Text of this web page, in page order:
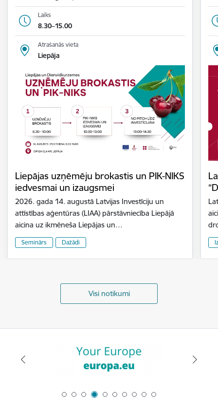
Laiks
8.30–15.00
Atrašanās vieta
Liepāja
Liepājas uzņēmēju brokastis un PIK-NIKS
iedvesmai un izaugsmei
2026. gada 14. augustā Latvijas Investīciju un
attīstības aģentūras (LIAA) pārstāvniecība Liepājā
aicina uz ikmēneša Liepājas un…
Seminārs Dažādi
Visi notikumi